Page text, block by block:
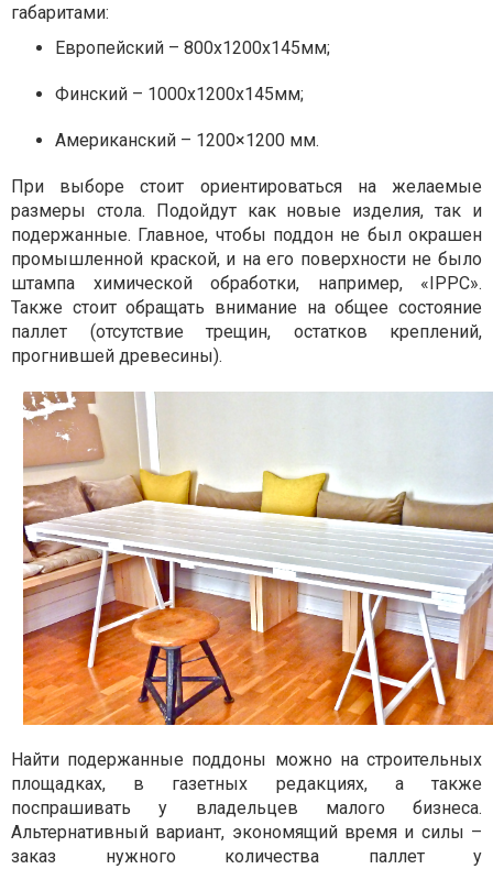
габаритами:
Европейский – 800х1200х145мм;
Финский – 1000х1200х145мм;
Американский – 1200×1200 мм.
При выборе стоит ориентироваться на желаемые
размеры стола. Подойдут как новые изделия, так и
подержанные. Главное, чтобы поддон не был окрашен
промышленной краской, и на его поверхности не было
штампа химической обработки, например, «IPPC».
Также стоит обращать внимание на общее состояние
паллет (отсутствие трещин, остатков креплений,
прогнившей древесины).
Найти подержанные поддоны можно на строительных
площадках, в газетных редакциях, а также
поспрашивать у владельцев малого бизнеса.
Альтернативный вариант, экономящий время и силы –
заказ нужного количества паллет у